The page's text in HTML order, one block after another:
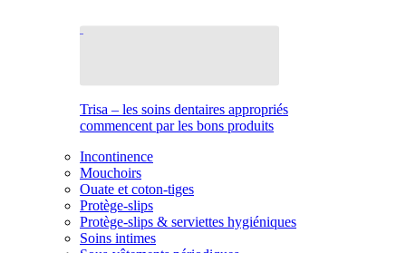
Trisa – les soins dentaires appropriés
commencent par les bons produits
Incontinence
Mouchoirs
Ouate et coton-tiges
Protège-slips
Protège-slips & serviettes hygiéniques
Soins intimes